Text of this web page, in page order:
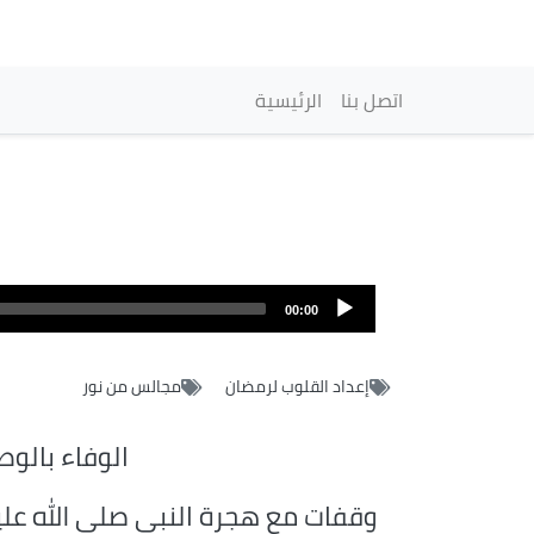
Navigation
الرئيسية اتصل بنا
Fichier
audio
00:00
إعداد القلوب لرمضان مجالس من نور
الوفاء
وقفات مع هجرة النبي صلى الله